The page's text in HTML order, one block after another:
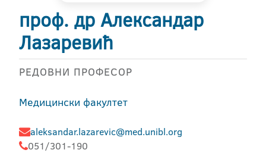
проф. др Александар
Лазаревић
РЕДОВНИ ПРОФЕСОР
Медицински факултет
aleksandar.lazarevic@med.unibl.org
051/301-190